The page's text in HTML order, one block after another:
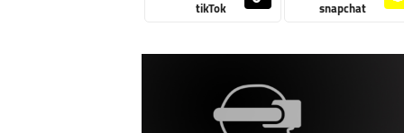
snapchat
tikTok